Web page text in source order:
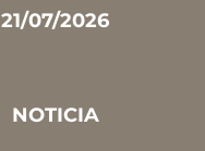
21/07/2026
NOTICIA